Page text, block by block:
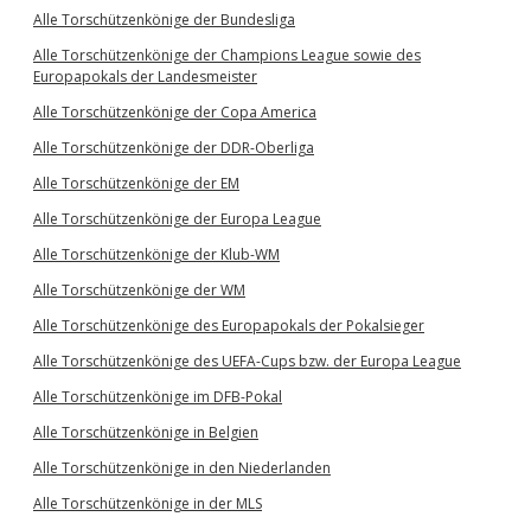
Alle Torschützenkönige der Bundesliga
Alle Torschützenkönige der Champions League sowie des
Europapokals der Landesmeister
Alle Torschützenkönige der Copa America
Alle Torschützenkönige der DDR-Oberliga
Alle Torschützenkönige der EM
Alle Torschützenkönige der Europa League
Alle Torschützenkönige der Klub-WM
Alle Torschützenkönige der WM
Alle Torschützenkönige des Europapokals der Pokalsieger
Alle Torschützenkönige des UEFA-Cups bzw. der Europa League
Alle Torschützenkönige im DFB-Pokal
Alle Torschützenkönige in Belgien
Alle Torschützenkönige in den Niederlanden
Alle Torschützenkönige in der MLS